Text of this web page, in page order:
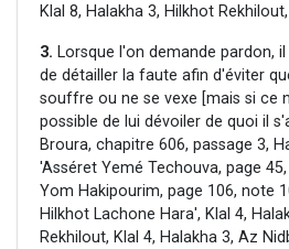
Klal 8, Halakha 3, Hilkhot
3. Lorsque l'on demande pardon,
de détailler la faute afin d'éviter
souffre ou ne se vexe [mais si ce
possible de lui dévoiler de quoi il
Broura, chapitre 606, passage 3,
'Asséret Yemé Techouva, page
Yom Hakipourim, page 106, note
Hilkhot Lachone Hara', Klal 4,
Rekhilout, Klal 4, Halakha 3, Az